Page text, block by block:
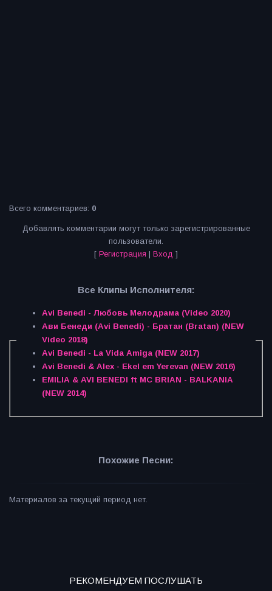
Всего комментариев: 0
Добавлять комментарии могут только зарегистрированные
пользователи.
[ Регистрация | Вход ]
Все Клипы Исполнителя:
Avi Benedi - Любовь Мелодрама (Video 2020)
Ави Бенеди (Avi Benedi) - Братан (Bratan) (NEW
Video 2018)
Avi Benedi - La Vida Amiga (NEW 2017)
Avi Benedi & Alex - Ekel em Yerevan (NEW 2016)
EMILIA & AVI BENEDI ft MC BRIAN - BALKANIA
(NEW 2014)
Похожие Песни:
Материалов за текущий период нет.
РЕКОМЕНДУЕМ ПОСЛУШАТЬ